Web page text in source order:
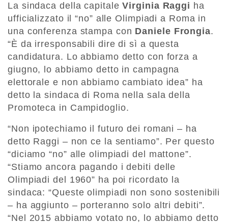
La sindaca della capitaleVirginia Raggi ha
ufficializzato il “no” alle Olimpiadi a Roma in
una conferenza stampa con Daniele Frongia.
“È da irresponsabili dire di sì a questa
candidatura. Lo abbiamo detto con forza a
giugno, lo abbiamo detto in campagna
elettorale e non abbiamo cambiato idea” ha
detto la sindaca di Roma nella sala della
Promoteca in Campidoglio.
“Non ipotechiamo il futuro dei romani – ha
detto Raggi – non ce la sentiamo”. Per questo
“diciamo “no” alle olimpiadi del mattone”.
“Stiamo ancora pagando i debiti delle
Olimpiadi del 1960” ha poi ricordato la
sindaca: “Queste olimpiadi non sono sostenibili
– ha aggiunto – porteranno solo altri debiti”.
“Nel 2015 abbiamo votato no, lo abbiamo detto